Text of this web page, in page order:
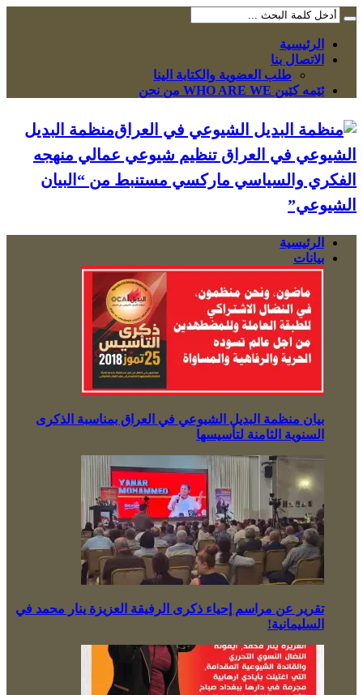
الرئيسية
الاتصال بنا
طلب العضوية والكتابة الينا
ئێمە کێین WHO ARE WE من نحن
منظمة البديل
الشيوعي في العراق تنظيم شيوعي عمالي منهجه
الفكري والسياسي ماركسي مستنبط من “البيان
الشيوعي”
الرئيسية
بيانات
بيان منظمة البديل الشيوعي في العراق بمناسبة الذكرى
السنوية الثامنة لتأسيسها
تقرير عن مراسم إحياء ذكرى الرفيقة العزيزة ينار محمد في
السليمانية!